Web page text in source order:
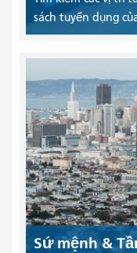
sách tuyển dụng
Sứ mệnh &